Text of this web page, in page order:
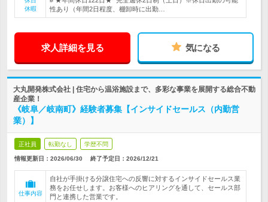
休暇
性あり（年間2日程度、棚卸時に出勤…
求人詳細を見る 気になる
大丸開発株式会社 | 住宅から温浴施設まで、多彩な事業を展開する総合不動
産企業！
《岐阜／岐南町》経験者募集【インサイドセールス（内勤営
業）】
正社員 転勤なし 学歴不問
情報更新日：2026/06/30 終了予定日： 2026/12/21
仕事内容
自社が手掛ける分譲住宅への反響に対するインサイドセールス業
務をお任せします。お客様へのヒアリングを通して、セールス部
門と連携した営業です。